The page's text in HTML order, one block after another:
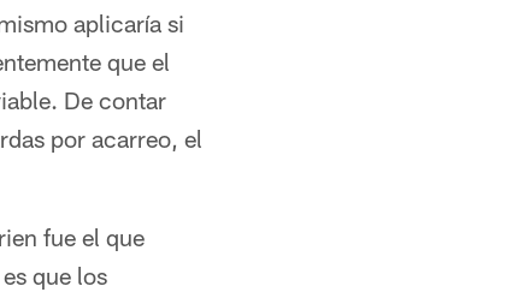
aplicaría si
que el
De contar
por acarreo, el
fue el que
que los